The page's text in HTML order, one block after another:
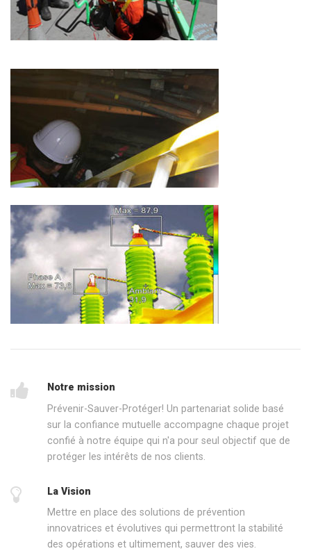
Notre mission
Prévenir-Sauver-Protéger! Un partenariat solide basé
sur la confiance mutuelle accompagne chaque projet
confié à notre équipe qui n'a pour seul objectif que de
protéger les intérêts de nos clients.
La Vision
Mettre en place des solutions de prévention
innovatrices et évolutives qui permettront la stabilité
des opérations et ultimement, sauver des vies.